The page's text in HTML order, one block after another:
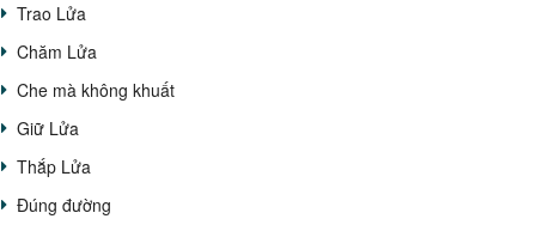
Trao Lửa
Chăm Lửa
Che mà không khuất
Giữ Lửa
Thắp Lửa
Đúng đường